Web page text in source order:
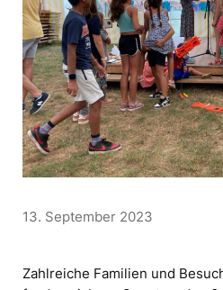
13. September 2023
Zahlreiche Familien und